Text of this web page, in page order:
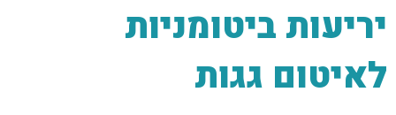
יריעות ביטומניות
לאיטום גגות